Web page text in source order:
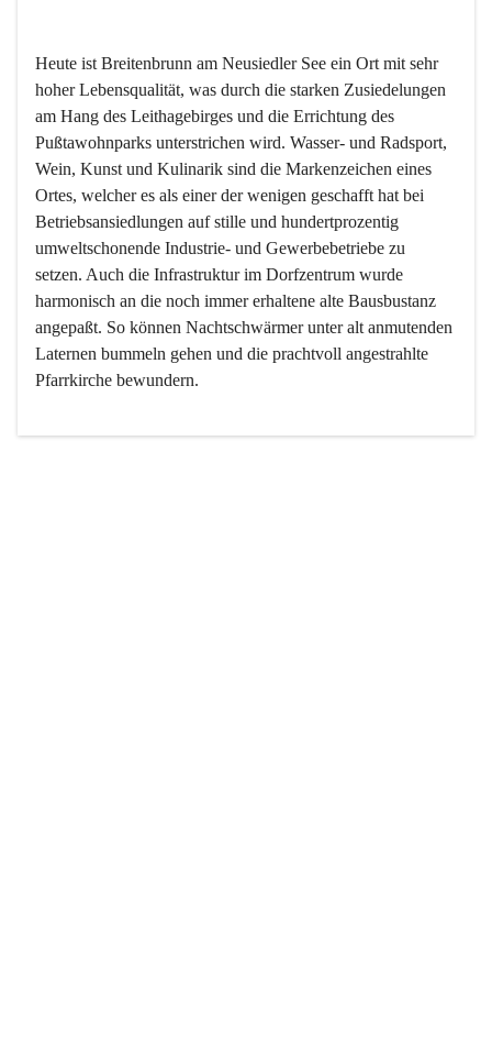
Heute ist Breitenbrunn am Neusiedler See ein Ort mit sehr
hoher Lebensqualität, was durch die starken Zusiedelungen
am Hang des Leithagebirges und die Errichtung des
Pußtawohnparks unterstrichen wird. Wasser- und Radsport,
Wein, Kunst und Kulinarik sind die Markenzeichen eines
Ortes, welcher es als einer der wenigen geschafft hat bei
Betriebsansiedlungen auf stille und hundertprozentig
umweltschonende Industrie- und Gewerbebetriebe zu
setzen. Auch die Infrastruktur im Dorfzentrum wurde
harmonisch an die noch immer erhaltene alte Bausbustanz
angepaßt. So können Nachtschwärmer unter alt anmutenden
Laternen bummeln gehen und die prachtvoll angestrahlte
Pfarrkirche bewundern.
Der Weinbau dominert heute nicht mehr, ist aber integrativer